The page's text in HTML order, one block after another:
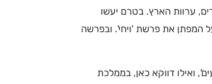
ערוות הארץ. בטרם יעשו
המפתן את פרשת 'ויחי'. ובפרשה
ואילו דווקא כאן, בממלכת